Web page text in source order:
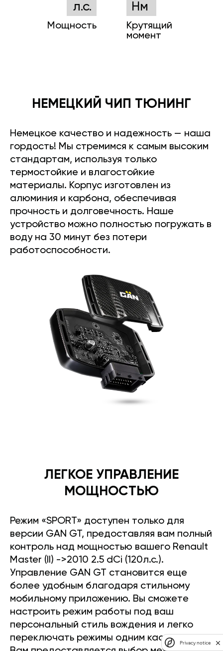
л.с.
Мощность
Нм
Крутящий
момент
НЕМЕЦКИЙ ЧИП ТЮНИНГ
Немецкое качество и надежность — наша
гордость! Мы стремимся к самым высоким
стандартам, используя только
термостойкие и влагостойкие
материалы. Корпус изготовлен из
алюминия и карбона, обеспечивая
прочность и долговечность. Наше
устройство можно полностью погружать в
воду на 30 минут без потери
работоспособности.
ЛЕГКОЕ УПРАВЛЕНИЕ
МОЩНОСТЬЮ
Режим «SPORT» доступен только для
версии GAN GT, предоставляя вам полный
контроль над мощностью вашего Renault
Master (II) ->2010 2.5 dCi (120л.с.).
Управление GAN GT становится еще
более удобным благодаря стильному
мобильному приложению. Вы сможете
настроить режим работы под ваш
персональный стиль вождения и легко
переключать режимы одним касанием.Privacy notice